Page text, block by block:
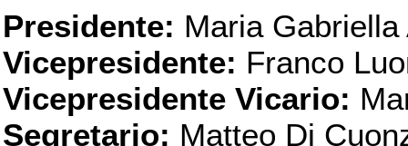
Presidente: Maria Gabriella
Vicepresidente: Franco
Vicepresidente Vicario:
Segretario: Matteo Di